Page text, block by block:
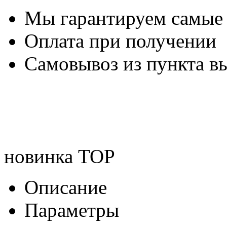
Мы гарантируем
Оплата при получении
Самовывоз из пункта
новинка TOP
Описание
Параметры